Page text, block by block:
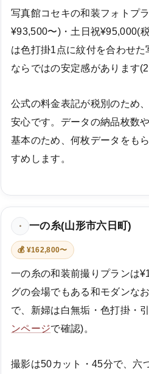
写真館コセキの和装フォトプ
¥93,500〜)・土日祝¥95,000(
は色打掛1点に紋付を合わせ
ならではの安定感があります
公式の料金表記が税別のため
安心です。データの納品枚数
基本のため、何枚データをも
すめします。
・ 一の糸(山形市六日町)
💰 ¥162,800〜
一の糸の和装前撮りプランは
グの会場でもある和モダンな
で、新婦は白無垢・色打掛・
ンページで確認)。
撮影は50カット・45分で、六